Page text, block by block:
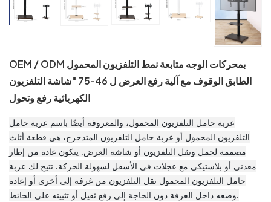
OEM / ODM بمحركات الوجه متابعة نمط التلفزيون المحمول
الطابق الوقوف مع آلية رفع العرض ل 46-75 "شاشة التلفزيون
الكهربائية رفع وتحول
عربة حامل التلفزيون المحمول، والمعروفة أيضًا باسم عربة حامل
التلفزيون المحمول أو عربة حامل التلفزيون المتدحرج، هي قطعة أثاث
مصممة لحمل ونقل التلفزيون أو شاشة العرض. يتكون عادة من إطار
معدني أو بلاستيكي مع عجلات في الأسفل لسهولة الحركة. تتيح لك عربة
حامل التلفزيون المحمول نقل التلفزيون من غرفة إلى أخرى أو إعادة
وضعه داخل الغرفة دون الحاجة إلى رفع ثقيل أو تثبيته على الحائط.